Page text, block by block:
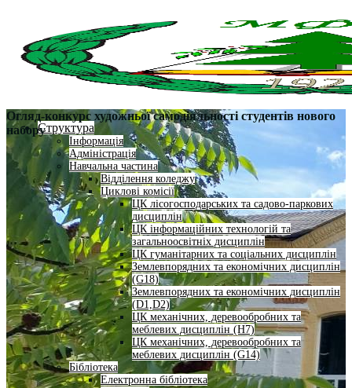
Структура
Інформація
Адміністрація
Навчальна частина
Відділення коледжу
Циклові комісії
ЦК лісогосподарських та садово-паркових
дисциплін
ЦК інформаційних технологій та
загальноосвітніх дисциплін
ЦК гуманітарних та соціальних дисциплін
Землевпорядних та економічних дисциплін
(G18)
Землевпорядних та економічних дисциплін
(D1,D2)
ЦК механічних, деревообробних та
меблевих дисциплін (H7)
ЦК механічних, деревообробних та
меблевих дисциплін (G14)
Бібліотека
Електронна бібліотека
Огляд-конкурс художньої самодіяльності студентів нового
набору